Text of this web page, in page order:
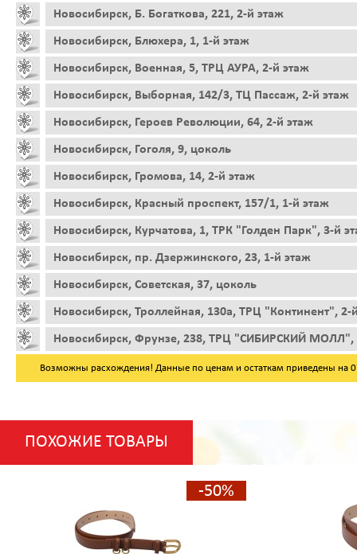
Новосибирск, Б. Богаткова, 221, 2-й этаж
Новосибирск, Блюхера, 1, 1-й этаж
Новосибирск, Военная, 5, ТРЦ АУРА, 2-й этаж
Новосибирск, Выборная, 142/3, ТЦ Пассаж, 2-й этаж
Новосибирск, Героев Революции, 64, 2-й этаж
Новосибирск, Гоголя, 9, цоколь
Новосибирск, Громова, 14, 2-й этаж
Новосибирск, Красный проспект, 157/1, 1-й этаж
Новосибирск, Курчатова, 1, ТРК "Голден Парк", 3-й
Новосибирск, пр. Дзержинского, 23, 1-й этаж
Новосибирск, Советская, 37, цоколь
Новосибирск, Троллейная, 130а, ТРЦ "Континент", 2-
Новосибирск, Фрунзе, 238, ТРЦ "СИБИРСКИЙ МОЛЛ",
Возможны расхождения! Данные по ценам и остаткам приведены на
ПОХОЖИЕ ТОВАРЫ
-50%